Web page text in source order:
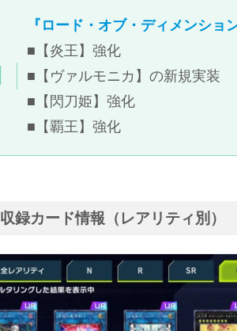
『ロード・オブ・ディメンショ
■【炎王】強化
■【ヴァルモニカ】の新規実装
■【閃刀姫】強化
■【覇王】強化
収録カード情報（レアリティ別）